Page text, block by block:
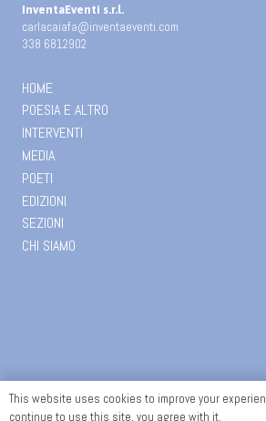
InventaEventi s.r.l.
carlacaiafa@inventaeventi.com
338 6812902
HOME
POESIA E ALTRO
INTERVENTI
MEDIA
POETI
EDIZIONI
SEZIONI
CHI SIAMO
This website uses cookies to improve your
continue to use this site, you agree with it.